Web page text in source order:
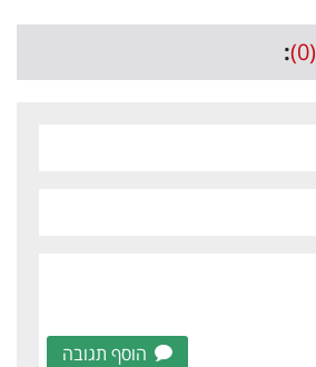
(0)
:
הוסף תגובה